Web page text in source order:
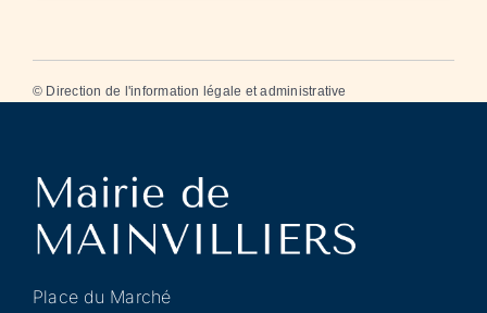
© Direction de l'information légale et administrative
Place du Marché